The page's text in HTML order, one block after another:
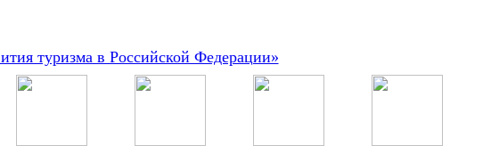
туризма в Российской Федерации»